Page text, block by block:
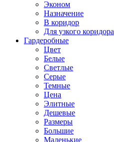
Эконом
Назначение
В коридор
Для узкого коридора
Гардеробные
Цвет
Белые
Светлые
Серые
Темные
Цена
Элитные
Дешевые
Размеры
Большие
Маленькие